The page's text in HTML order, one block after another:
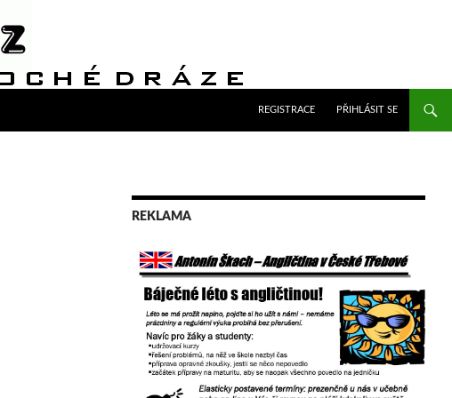
REGISTRACE
PŘIHLÁSIT SE
REKLAMA